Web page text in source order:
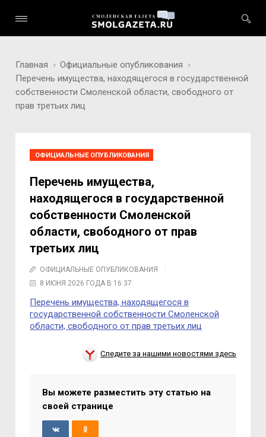
Главная
Официальные опубликования
Перечень имущества, находящегося в государственной
собственности Смоленской области, свободного от
прав третьих лиц
ОФИЦИАЛЬНЫЕ ОПУБЛИКОВАНИЯ
Перечень имущества,
находящегося в государственной
собственности Смоленской
области, свободного от прав
третьих лиц
ОФИЦИАЛЬНЫЕ ОПУБЛИКОВАНИЯ
8 ИЮНЯ 2026 ГОДА В 16:37
Перечень имущества, находящегося в
государственной собственности Смоленской
области, свободного от прав третьих лиц
Следите за нашими новостями здесь
Вы можете разместить эту статью на
своей странице